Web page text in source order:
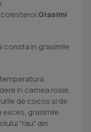
Grasimi
consta in grasimile
in carnea rosie,
de cocos si de
grasimile
"rau" din